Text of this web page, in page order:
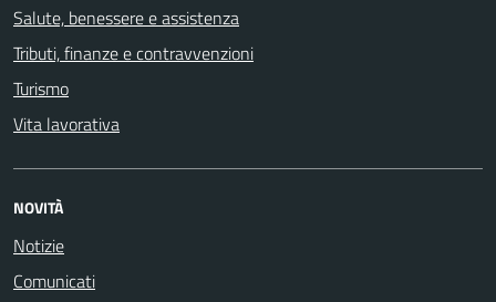
Salute, benessere e assistenza
Tributi, finanze e contravvenzioni
Turismo
Vita lavorativa
NOVITÀ
Notizie
Comunicati